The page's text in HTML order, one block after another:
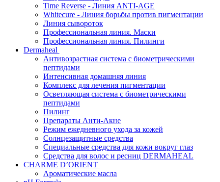
Time Reverse - Линия ANTI-AGE
Whitecure - Линия борьбы против пигментации
Линия сывороток
Профессиональная линия. Маски
Профессиональная линия. Пилинги
Dermaheal
Антивозрастная система с биометрическими
пептидами
Интенсивная домашняя линия
Комплекс для лечения пигментации
Осветляющая система с биометрическими
пептидами
Пилинг
Препараты Анти-Акне
Режим ежедневного ухода за кожей
Солнцезащитные средства
Специальные средства для кожи вокруг глаз
Средства для волос и ресниц DERMAHEAL
CHARME D’ORIENT
Ароматические масла